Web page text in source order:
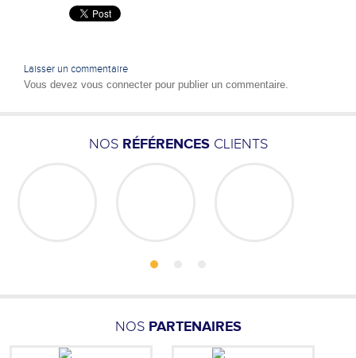
Laisser un commentaire
Vous devez vous connecter pour publier un commentaire.
NOS RÉFÉRENCESCLIENTS
NOS PARTENAIRES